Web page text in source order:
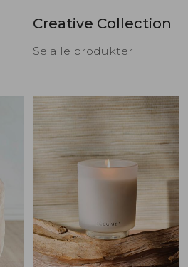
Creative Collection
Se alle produkter